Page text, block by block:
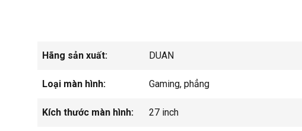
Hãng sản xuất: DUAN
Loại màn hình: Gaming, phẳng
Kích thước màn hình: 27 inch